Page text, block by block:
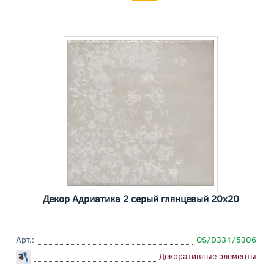
Декор Адриатика 2 серый глянцевый 20x20
Арт.:
OS/D331/5306
Декоративные элементы